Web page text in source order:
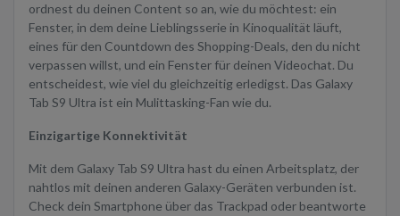
ordnest du deinen Content so an, wie du möchtest: ein
Fenster, in dem deine Lieblingsserie in Kinoqualität läuft,
eines für den Countdown des Shopping-Deals, den du nicht
verpassen willst, und ein Fenster für deinen Videochat. Du
entscheidest, wie viel du gleichzeitig erledigst. Das Galaxy
Tab S9 Ultra ist ein Mulittasking-Fan wie du.
Einzigartige Konnektivität
Mit dem Galaxy Tab S9 Ultra hast du einen Arbeitsplatz, der
nahtlos mit deinen anderen Galaxy-Geräten verbunden ist.
Check dein Smartphone über das Trackpad oder beantworte